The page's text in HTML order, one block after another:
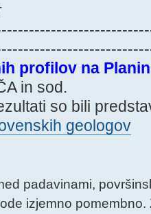
profilov na
in sod.
so bili
geologov
padavinami,
izjemno